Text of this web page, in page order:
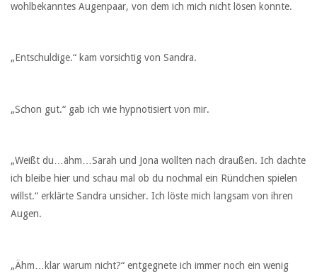
wohlbekanntes Augenpaar, von dem ich mich nicht lösen konnte.
„Entschuldige.“ kam vorsichtig von Sandra.
„Schon gut.“ gab ich wie hypnotisiert von mir.
„Weißt du…ähm…Sarah und Jona wollten nach draußen. Ich dachte
ich bleibe hier und schau mal ob du nochmal ein Ründchen spielen
willst.“ erklärte Sandra unsicher. Ich löste mich langsam von ihren
Augen.
„Ähm…klar warum nicht?“ entgegnete ich immer noch ein wenig